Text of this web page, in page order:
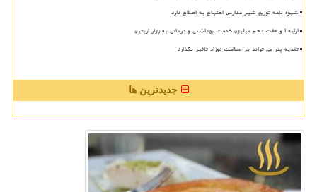
شیوه نامه توزیع شیر مدارس احتیاج به اصلاح دارد
ارایه ۱ و هفت دهم میلیون خدمت بهداشتی و درمانی به زوار اربعین
تغذیه پدر می تواند بر سلامت نوزاد تاثیر بگذارد
جدیدترین ها